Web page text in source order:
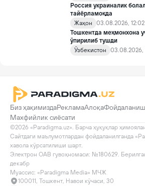
Россия украиналик
тайёрламоқда
Жаҳон
03.08.2026, 12:02
Тошкентда меҳмонхона
ўпирилиб тушди
Ўзбекистон
03.08.2026,
Биз ҳақимиздаРекламаАлоқа
Махфийлик сиёсати
©2026 «Paradigma.uz». Барча ҳуқуқлар
Сайтдаги маълумотлардан фойдаланилганда
хавола кўрсатилиши шарт.
Электрон ОАВ гувоҳномаси: №180629.
декабр
Муассис: «Paradigma Media» МЧЖ
100011, Тошкент, Навои кўчаси, 30